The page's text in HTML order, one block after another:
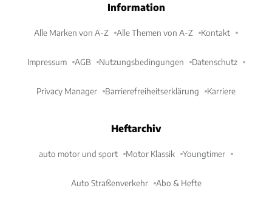
Information
Alle Marken von A-Z Alle Themen von A-Z Kontakt
Impressum AGB Nutzungsbedingungen Datenschutz
Privacy Manager Barrierefreiheitserklärung Karriere
Heftarchiv
auto motor und sport Motor Klassik Youngtimer
Auto Straßenverkehr Abo & Hefte